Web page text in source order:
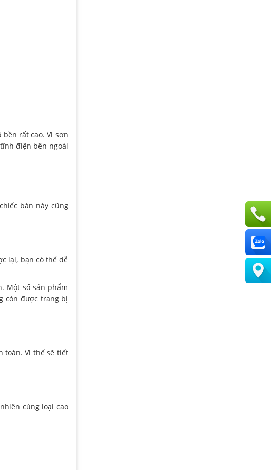
rất cao. Vì sơn
điện bên ngoài
bàn này cũng
lại, bạn có thể dễ
Một số sản phẩm
còn được trang bị
toàn. Vì thế sẽ tiết
cùng loại cao